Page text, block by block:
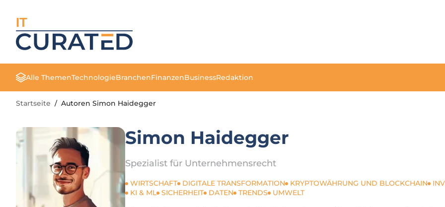
IT
Alle ThemenTechnologieBranchenFinanzenBusinessRedaktion
Startseite / Autoren Simon Haidegger
Simon Haidegger
Spezialist für Unternehmensrecht
WIRTSCHAFT DIGITALE TRANSFORMATION KRYPTOWÄHRUNG UND BLOCKCHAIN
KI & ML SICHERHEIT DATEN TRENDS UMWELT